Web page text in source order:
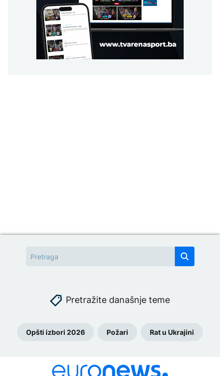
Pretražite današnje teme
Opšti izbori 2026 Požari Rat u Ukrajini